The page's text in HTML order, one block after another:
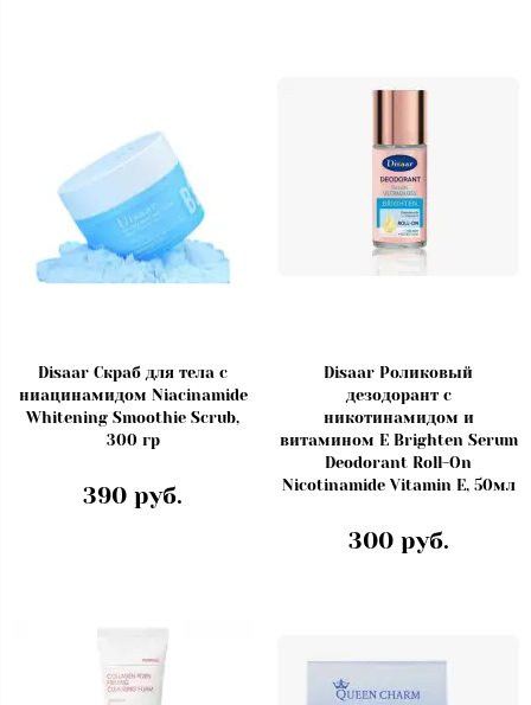
Disaar Скраб для тела с
ниацинамидом Niacinamide
Whitening Smoothie Scrub,
300 гр
390 руб.
Disaar Роликовый
дезодорант с
никотинамидом и
витамином Е Brighten Serum
Deodorant Roll-On
Nicotinamide Vitamin E, 50мл
300 руб.